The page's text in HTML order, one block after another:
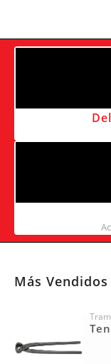
Más Vendidos